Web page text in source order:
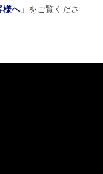
様へ」をご覧くださ